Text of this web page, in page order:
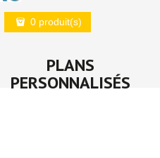
0 produit(s)
PLANS
PERSONNALISÉS